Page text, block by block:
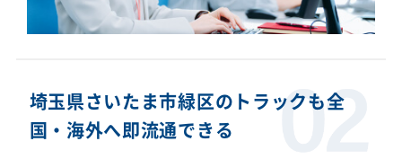
埼玉県さいたま市緑区のトラックも全
国・海外へ即流通できる